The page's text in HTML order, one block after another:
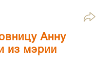
Анну
из мэрии